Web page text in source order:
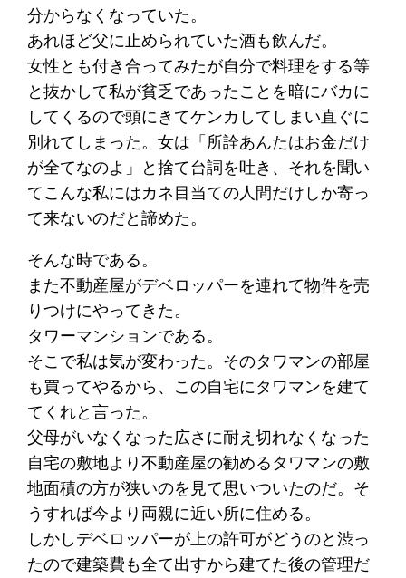
分からなくなっていた。
あれほど父に止められていた酒も飲んだ。
女性とも付き合ってみたが自分で料理をする等
と抜かして私が貧乏であったことを暗にバカに
してくるので頭にきてケンカしてしまい直ぐに
別れてしまった。女は「所詮あんたはお金だけ
が全てなのよ」と捨て台詞を吐き、それを聞い
てこんな私にはカネ目当ての人間だけしか寄っ
て来ないのだと諦めた。
そんな時である。
また不動産屋がデベロッパーを連れて物件を売
りつけにやってきた。
タワーマンションである。
そこで私は気が変わった。そのタワマンの部屋
も買ってやるから、この自宅にタワマンを建て
てくれと言った。
父母がいなくなった広さに耐え切れなくなった
自宅の敷地より不動産屋の勧めるタワマンの敷
地面積の方が狭いのを見て思いついたのだ。そ
うすれば今より両親に近い所に住める。
しかしデベロッパーが上の許可がどうのと渋っ
たので建築費も全て出すから建てた後の管理だ